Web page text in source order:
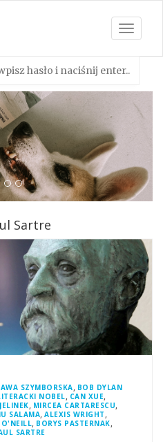
Toggle
Sartre
SZYMBORSKA, BOB DYLAN
NOBEL, CAN XUE,
, MIRCEA CARTARESCU,
SALAMA, ALEXIS WRIGHT ,
O'NEILL, BORYS PASTERNAK,
SARTRE